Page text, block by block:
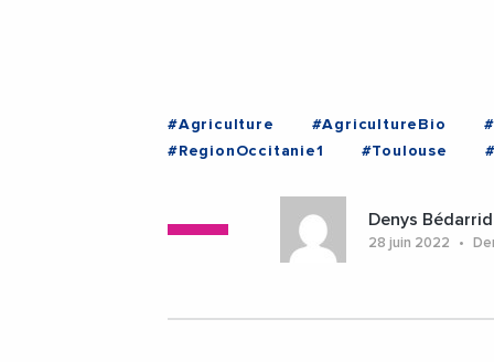
#Agriculture #AgricultureBio
#RegionOccitanie1
#Toulouse
Denys
28 juin 2022